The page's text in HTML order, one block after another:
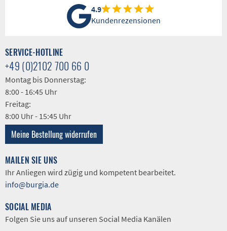
4.9
Kundenrezensionen
SERVICE-HOTLINE
+49 (0)2102 700 66 0
Montag bis Donnerstag:
8:00 - 16:45 Uhr
Freitag:
8:00 Uhr - 15:45 Uhr
Meine Bestellung widerrufen
MAILEN SIE UNS
Ihr Anliegen wird zügig und kompetent bearbeitet.
info@burgia.de
SOCIAL MEDIA
Folgen Sie uns auf unseren Social Media Kanälen